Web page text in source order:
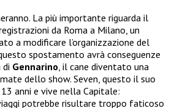
La più importante riguarda il
da Roma a Milano, un
a modificare l’organizzazione del
spostamento avrà conseguenze
di Gennarino , il cane diventato una
dello show. Seven, questo il suo
anni e vive nella Capitale:
potrebbe risultare troppo faticoso